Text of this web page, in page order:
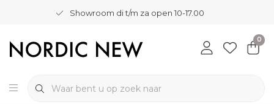
Showroom di t/m za open 10-17.00
0